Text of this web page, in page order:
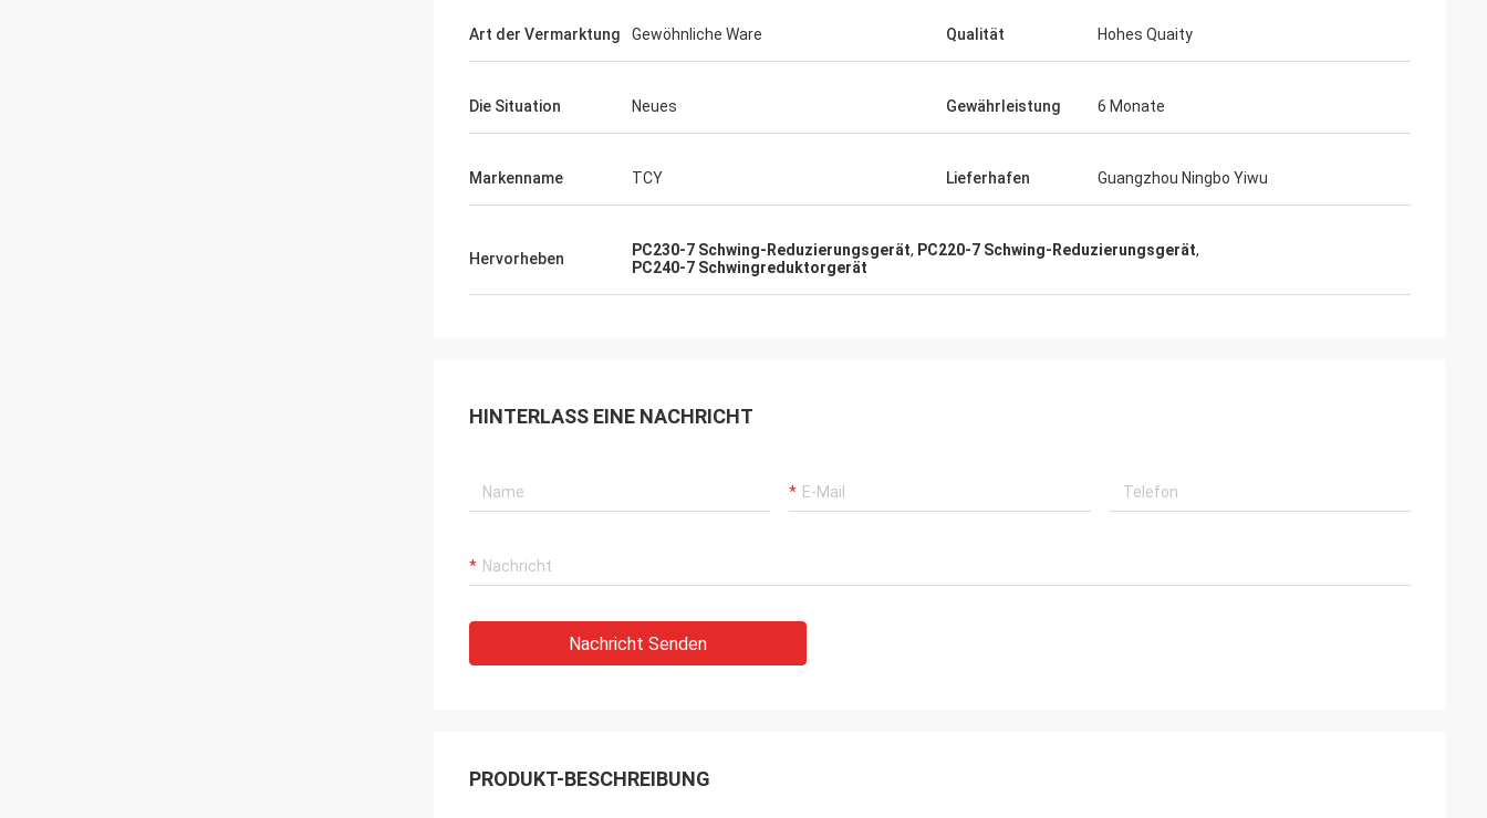
Art der Vermarktung Gewöhnliche Ware Qualität Hohes Quaity
Die Situation Neues Gewährleistung 6 Monate
Markenname TCY Lieferhafen Guangzhou Ningbo Yiwu
Hervorheben PC230-7 Schwing-Reduzierungsgerät, PC220-7 Schwing-Reduzierungsgerät,
PC240-7 Schwingreduktorgerät
HINTERLASS EINE NACHRICHT
Nachricht Senden
PRODUKT-BESCHREIBUNG